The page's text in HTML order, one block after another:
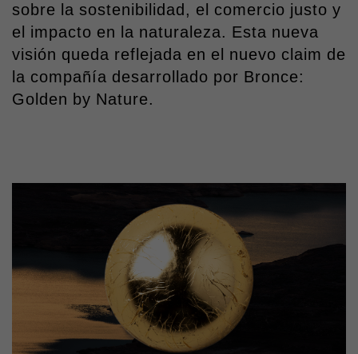
sobre la sostenibilidad, el comercio justo y
el impacto en la naturaleza. Esta nueva
visión queda reflejada en el nuevo claim de
la compañía desarrollado por Bronce:
Golden by Nature.